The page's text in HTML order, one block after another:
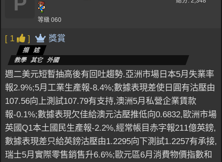
等級 060
[ 1 ] 獎賞
描述
教學 其它 外國
週二美元短暫抽高後有回吐趨勢.亞洲市場日本5月失業率
報2.9%;5月工業生產報-8.4%;數據表現差使日圓有沽壓由
107.56向上測試107.79有支持,澳洲5月私營企業賃款
報-0.1%;數據表現欠佳給澳元沽壓推低向0.6832,歐洲市場
英國Q1本土國民生產報-2.2%,經常帳目赤字報211億英鎊,
數據表現差只給英鎊沽壓由1.2295向下測試1.2257有承接,
瑞士5月實際零售銷售升6.6%;歐元區6月消費物價指數和